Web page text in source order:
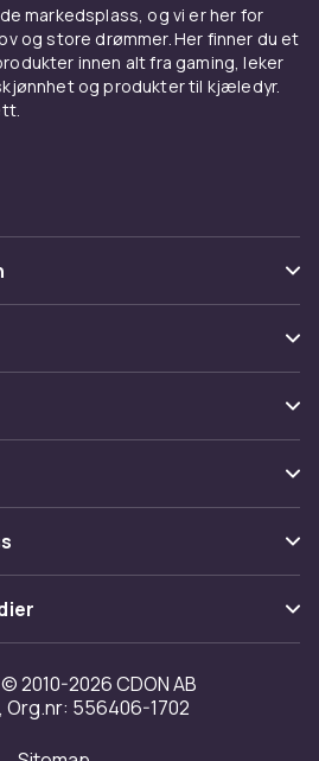
markedsplass, og vi er her for
og store drømmer. Her finner du et
innen alt fra gaming, leker
og produkter til kjæledyr.
2010-2026 CDON AB
Org.nr: 556406-1702